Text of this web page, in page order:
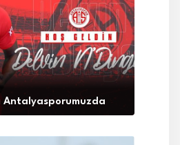
Antalyasporumuzda